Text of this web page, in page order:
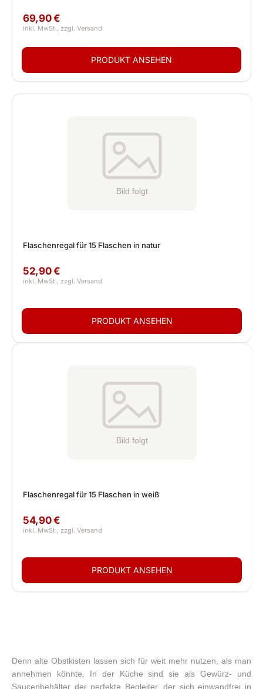
69,90 €
Flaschenregal für 15 Flaschen in natur
52,90 €
Flaschenregal für 15 Flaschen in weiß
54,90 €
Denn alte Obstkisten lassen sich für weit mehr nutzen, als man
annehmen könnte. In der Küche sind sie als Gewürz- und
Saucenbehälter der perfekte Begleiter, der sich einwandfrei in